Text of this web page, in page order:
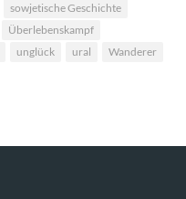
sowjetische Geschichte
Überlebenskampf
unglück ural Wanderer